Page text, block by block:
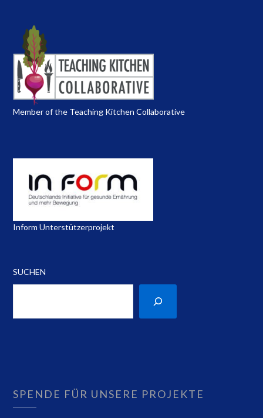
Member of the Teaching Kitchen Collaborative
Inform Unterstützerprojekt
SUCHEN
SPENDE FÜR UNSERE PROJEKTE